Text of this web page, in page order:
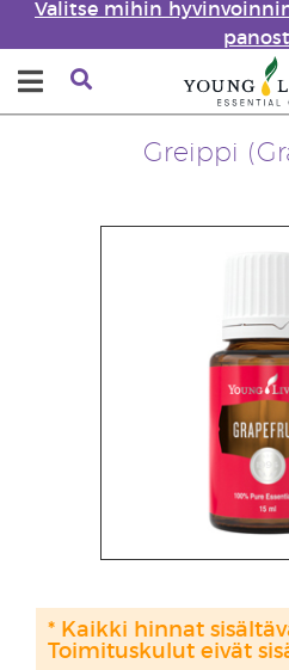
Valitse mihin
Greippi
* Kaikki hinnat
Toimituskulut eivät